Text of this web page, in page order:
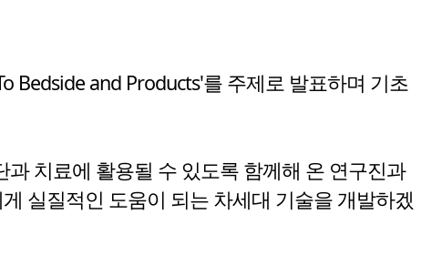
Bedside and Products'를 주제로 발표하며 기초
치료에 활용될 수 있도록 함께해 온 연구진과
실질적인 도움이 되는 차세대 기술을 개발하겠